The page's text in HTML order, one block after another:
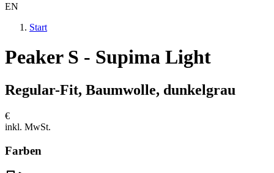
EN
Start
Peaker S - Supima Light
Regular-Fit, Baumwolle, dunkelgrau
€
inkl. MwSt.
Farben